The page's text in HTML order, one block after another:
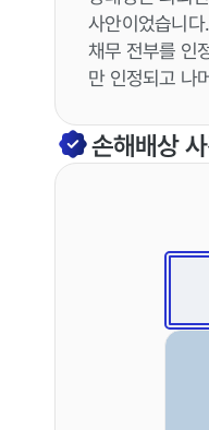
사안이었습니
채무 전부를 인
만 인정되고 나
손해배상사